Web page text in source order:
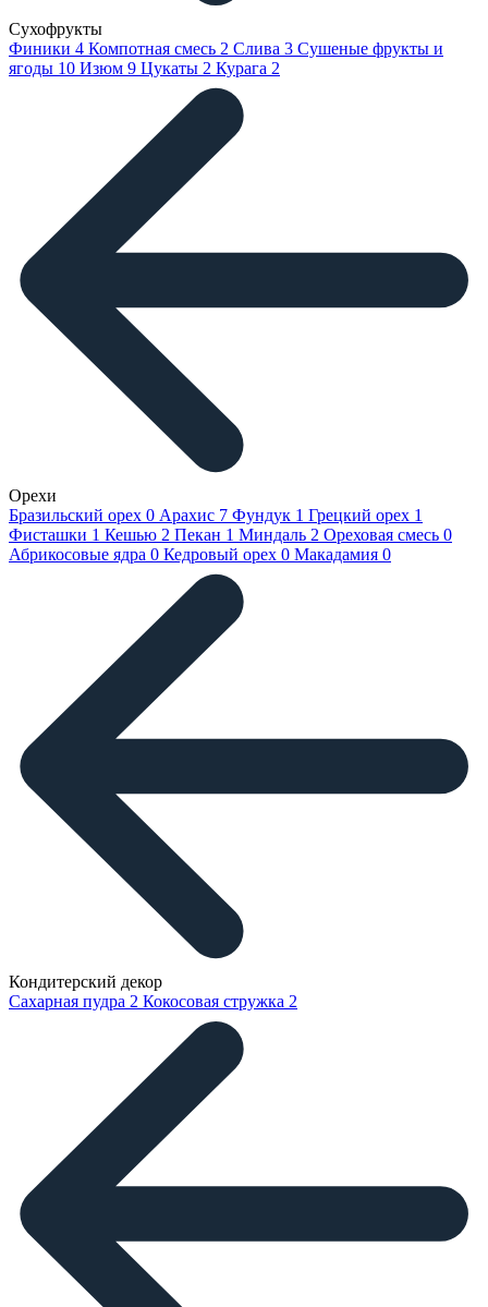
Сухофрукты
Финики 4 Компотная смесь 2 Слива 3 Сушеные фрукты и
ягоды 10 Изюм 9 Цукаты 2 Курага 2
Орехи
Бразильский орех 0 Арахис 7 Фундук 1 Грецкий орех 1
Фисташки 1 Кешью 2 Пекан 1 Миндаль 2 Ореховая смесь 0
Абрикосовые ядра 0 Кедровый орех 0 Макадамия 0
Кондитерский декор
Сахарная пудра 2 Кокосовая стружка 2